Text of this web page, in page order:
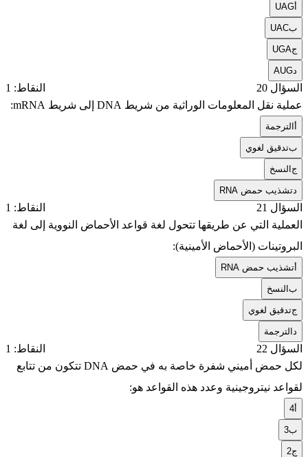
UAG
بUAC
جUGA
AUG
السؤال 20
النقاط: 1
عملية نقل المعلومات الوراثية من شريط DNA إلى شريط mRNA:
الترجمة
بتدقيق لغوي
جالنسخ
تشذيب حمض RNA
السؤال 21
النقاط: 1
العملية التي عن طريقها تتحول لغة قواعد الأحماض النووية إلى لغة
البروتينات (الأحماض الأمينية):
تشذيب حمض RNA
بالنسخ
جتدقيق لغوي
الترجمة
السؤال 22
النقاط: 1
لكل حمض أميني شفرة خاصة به في حمض DNA تتكون من تتابع
لقواعد نيتروجينية وعدد هذه القواعد هو:
4
ب3
ج2